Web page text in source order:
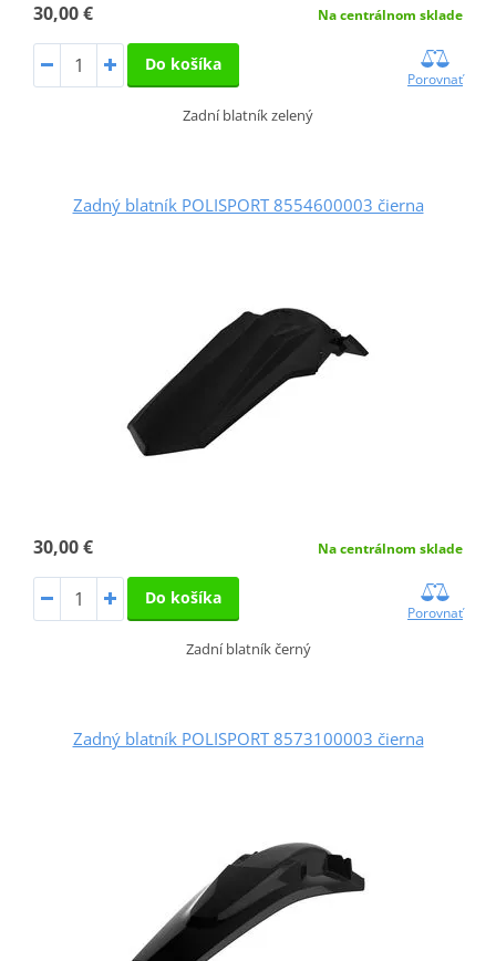
30,00 € Na centrálnom sklade
Do košíka
Porovnať
Zadní blatník zelený
Zadný blatník POLISPORT 8554600003 čierna
30,00 € Na centrálnom sklade
Do košíka
Porovnať
Zadní blatník černý
Zadný blatník POLISPORT 8573100003 čierna